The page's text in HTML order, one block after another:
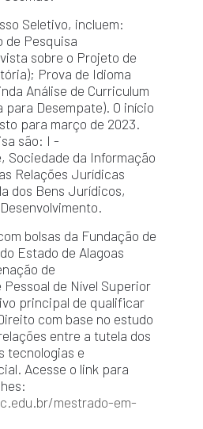
Seletivo, incluem:
de Pesquisa
sobre o Projeto de
Prova de Idioma
Análise de Curriculum
Desempate). O início
para março de 2023.
são: I -
Sociedade da Informação
Relações Jurídicas
dos Bens Jurídicos,
bolsas da Fundação de
Estado de Alagoas
de
de Nível Superior
principal de qualificar
com base no estudo
entre a tutela dos
tecnologias e
Acesse o link para
mestrado-em-